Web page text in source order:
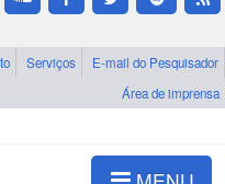
Serviços
E-mail do Pesquisador
Área de imprensa